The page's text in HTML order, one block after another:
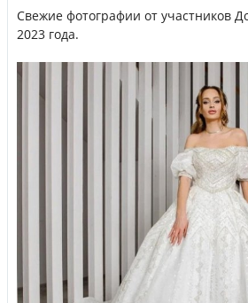
Свежие фотографии от участников
2023 года.